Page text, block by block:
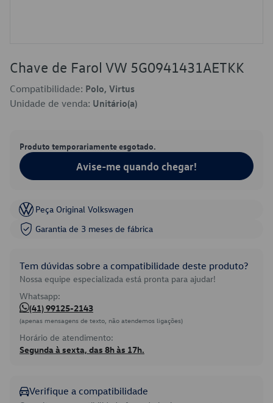
Chave de Farol VW 5G0941431AETKK
Compatibilidade: Polo, Virtus
Unidade de venda: Unitário(a)
Produto temporariamente esgotado.
Avise-me quando chegar!
Peça Original Volkswagen
Garantia de 3 meses de fábrica
Tem dúvidas sobre a compatibilidade deste produto?
Nossa equipe especializada está pronta para ajudar!
Whatsapp:
(41) 99125-2143
(apenas mensagens de texto, não atendemos ligações)
Horário de atendimento:
Segunda à sexta, das 8h às 17h.
Verifique a compatibilidade